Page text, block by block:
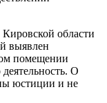
области
выявлен
помещении
О
юстиции и не